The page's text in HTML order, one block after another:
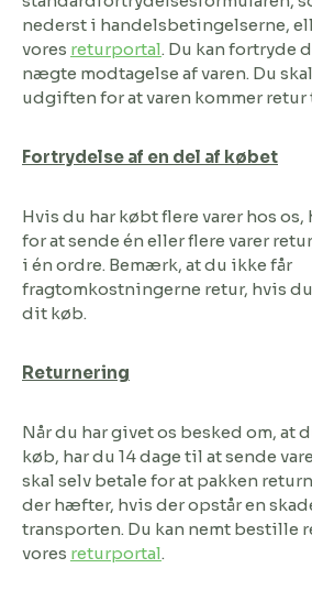
nederst i handelsbetingelserne,
vores returportal. Du kan fortryde
nægte modtagelse af varen. Du
udgiften for at varen kommer retur
Fortrydelse af en del af købet
Hvis du har købt flere varer hos
for at sende én eller flere varer
i én ordre. Bemærk, at du ikke får
fragtomkostningerne retur, hvis
dit køb.
Returnering
Når du har givet os besked om, at
køb, har du 14 dage til at sende
skal selv betale for at pakken
der hæfter, hvis der opstår en
transporten. Du kan nemt bestille
vores returportal.